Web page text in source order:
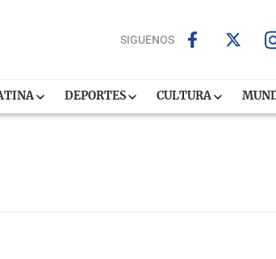
SIGUENOS
DEPORTES CULTURA